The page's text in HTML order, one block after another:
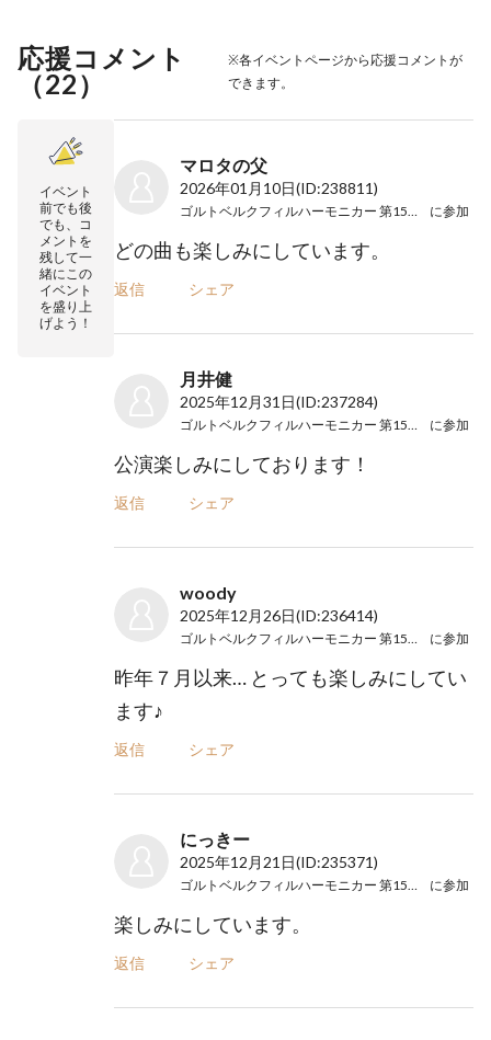
応援コメント
（22）
※各イベントページから応援コメントが
できます。
イベント
前でも後
でも、コ
メントを
残して一
緒にこの
イベント
を盛り上
げよう！
マロタの父
2026年01月10日(ID:238811)
に参加
どの曲も楽しみにしています。
返信 シェア
月井健
2025年12月31日(ID:237284)
に参加
公演楽しみにしております！
返信 シェア
woody
2025年12月26日(ID:236414)
に参加
昨年７月以来… とっても楽しみにしてい
ます♪
返信 シェア
にっきー
2025年12月21日(ID:235371)
に参加
楽しみにしています。
返信 シェア